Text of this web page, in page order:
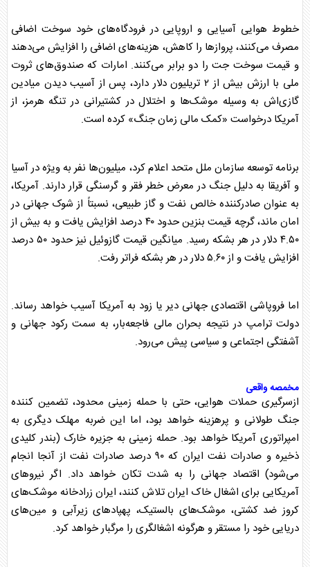
خطوط هوایی آسیایی و اروپایی در فرودگاه‌های خود سوخت اضافی
مصرف می‌کنند، پروازها را کاهش، هزینه‌های اضافی را افزایش می‌دهند
و قیمت سوخت جت را دو برابر می‌کنند. امارات که صندوق‌های ثروت
ملی با ارزش بیش از ۲ تریلیون دلار دارد، پس از آسیب دیدن میادین
گازی‌اش به وسیله موشک‌ها و اختلال در کشتیرانی در تنگه هرمز، از
آمریکا درخواست «کمک مالی زمان جنگ» کرده است.
برنامه توسعه سازمان ملل متحد اعلام کرد، میلیون‌ها نفر به ویژه در آسیا
و آفریقا به دلیل جنگ در معرض خطر فقر و گرسنگی قرار دارند. آمریکا،
به عنوان صادرکننده خالص نفت و گاز طبیعی، نسبتاً از شوک جهانی در
امان ماند، گرچه قیمت بنزین حدود ۴۰ درصد افزایش یافت و به بیش از
۴.۵۰ دلار در هر بشکه رسید. میانگین قیمت گازوئیل نیز حدود ۵۰ درصد
افزایش یافت و از ۵.۶۰ دلار در هر بشکه فراتر رفت.
اما فروپاشی اقتصادی جهانی دیر یا زود به آمریکا آسیب خواهد رساند.
دولت ترامپ در نتیجه بحران مالی فاجعه‌بار، به سمت رکود جهانی و
آشفتگی اجتماعی و سیاسی پیش می‌رود.
مخمصه واقعی
ازسرگیری حملات هوایی، حتی با حمله زمینی محدود، تضمین کننده
جنگ طولانی و پرهزینه خواهد بود، اما این ضربه مهلک دیگری به
امپراتوری آمریکا خواهد بود. حمله زمینی به جزیره خارک (بندر کلیدی
ذخیره و صادرات نفت ایران که ۹۰ درصد صادرات نفت از آنجا انجام
می‌شود) اقتصاد جهانی را به شدت تکان خواهد داد. اگر نیروهای
آمریکایی برای اشغال خاک ایران تلاش کنند، ایران زرادخانه موشک‌های
کروز ضد کشتی، موشک‌های بالستیک، پهپادهای زیرآبی و مین‌های
دریایی خود را مستقر و هرگونه اشغالگری را مرگبار خواهد کرد.